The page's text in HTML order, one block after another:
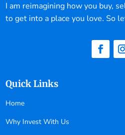
I am reimagining how you buy,
to get into a place you love. So
Quick Links
Home
Why Invest With Us